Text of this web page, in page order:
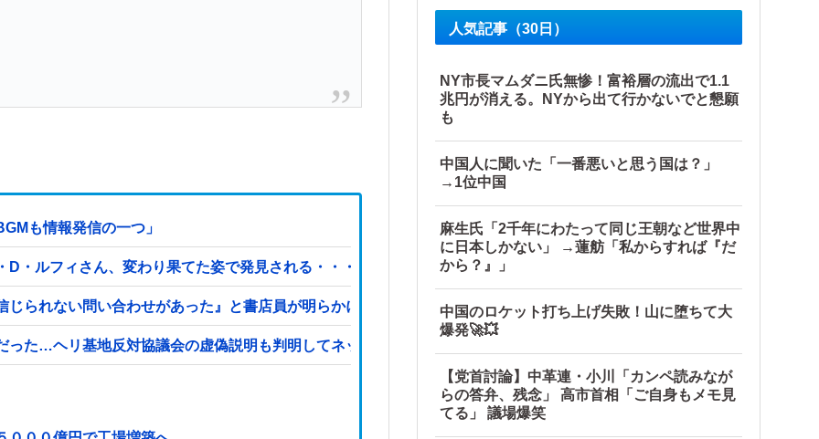
も情報発信の一つ」
・ルフィさん、変わり果てた姿で発見される・・・
じられない問い合わせがあった』と書店員が明らかにして……
た…ヘリ基地反対協議会の虚偽説明も判明してネット民の怒り爆発
人気記事（30日）
NY市長マムダニ氏無惨！富裕層の流出で1.1
兆円が消える。NYから出て行かないでと懇願
も
中国人に聞いた「一番悪いと思う国は？」
→1位中国
麻生氏「2千年にわたって同じ王朝など世界中
に日本しかない」 →蓮舫「私からすれば『だ
から？』」
中国のロケット打ち上げ失敗！山に堕ちて大
爆発🚀💥
【党首討論】中革連・小川「カンペ読みなが
らの答弁、残念」 高市首相「ご自身もメモ見
てる」 議場爆笑